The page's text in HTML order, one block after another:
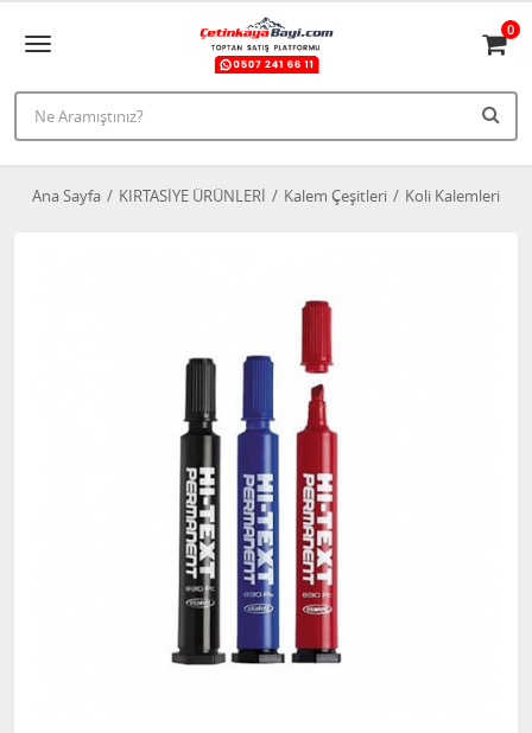
0
Ana Sayfa KIRTASİYE ÜRÜNLERİ Kalem Çeşitleri Koli Kalemleri